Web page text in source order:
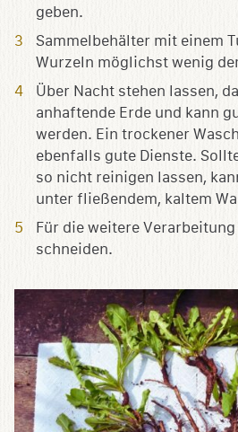
geben.
Sammelbehälter mit einem
Wurzeln möglichst wenig
Über Nacht stehen lassen,
anhaftende Erde und kann
werden. Ein trockener
ebenfalls gute Dienste.
so nicht reinigen lassen,
unter fließendem, kaltem
Für die weitere
schneiden.